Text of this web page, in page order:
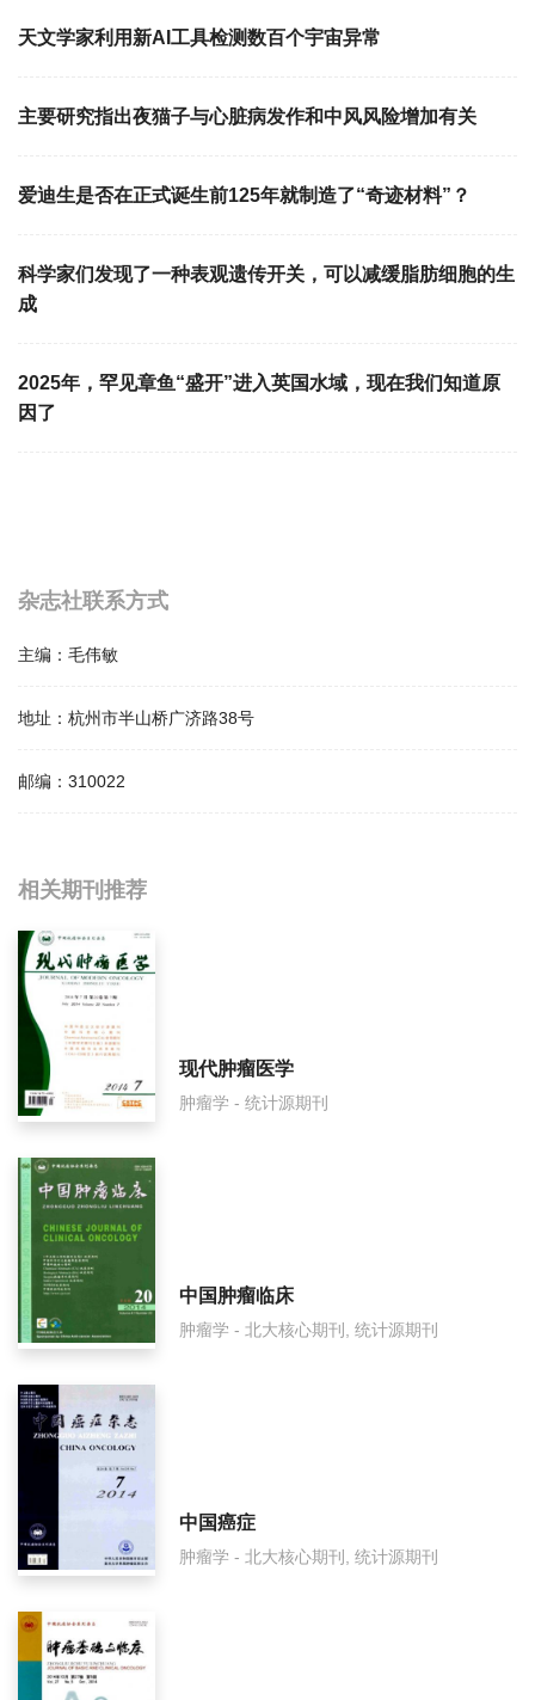
天文学家利用新AI工具检测数百个宇宙异常
主要研究指出夜猫子与心脏病发作和中风风险增加有关
爱迪生是否在正式诞生前125年就制造了“奇迹材料”？
科学家们发现了一种表观遗传开关，可以减缓脂肪细胞的生
成
2025年，罕见章鱼“盛开”进入英国水域，现在我们知道原
因了
杂志社联系方式
主编： 毛伟敏
地址： 杭州市半山桥广济路38号
邮编： 310022
相关提问
肿瘤学影响因子是多少？
肿瘤学怎么样？
肿瘤学面费如何收取？
肿瘤学是什么级别刊物？
肿瘤学审稿要多久？
肿瘤学是国家级期刊吗？
相关期刊推荐
现代肿瘤医学
肿瘤学 - 统计源期刊
中国肿瘤临床
肿瘤学 - 北大核心期刊, 统计源期刊
中国癌症
肿瘤学 - 北大核心期刊, 统计源期刊